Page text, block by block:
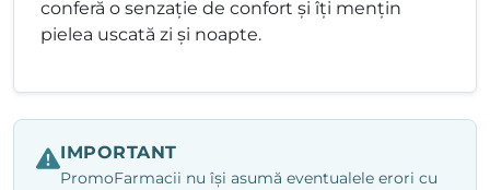
conferă o senzaţie de confort şi îţi menţin
pielea uscată zi şi noapte.
IMPORTANT
PromoFarmacii nu își asumă eventualele erori cu